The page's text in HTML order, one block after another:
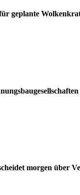
geplante
morgen über